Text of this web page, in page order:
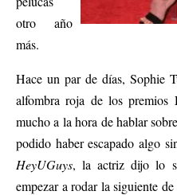
otro año
más.
Hace un par de días, Sophie
alfombra roja de los premios
mucho a la hora de hablar
podido haber escapado algo
HeyUGuys, la actriz dijo lo
empezar a rodar la siguiente